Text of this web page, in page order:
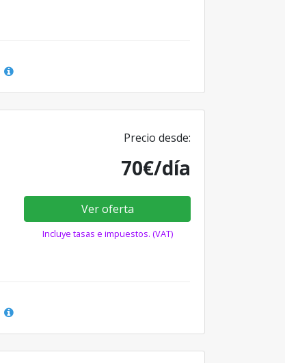
Precio desde:
70€/día
Ver oferta
Incluye tasas e impuestos. (VAT)